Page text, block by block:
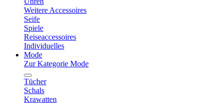
Weitere Accessoires
Seife
Spiele
Reiseaccessoires
Individuelles
Mode
Zur Kategorie Mode
Tücher
Schals
Krawatten